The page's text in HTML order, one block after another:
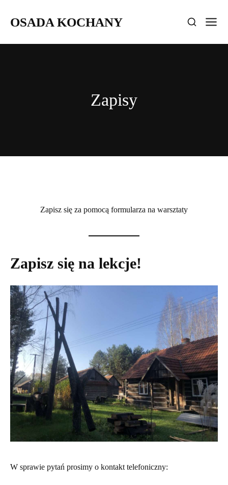
OSADA KOCHANY
Zapisy
Zapisz się za pomocą formularza na warsztaty
Zapisz się na lekcje!
W sprawie pytań prosimy o kontakt telefoniczny: